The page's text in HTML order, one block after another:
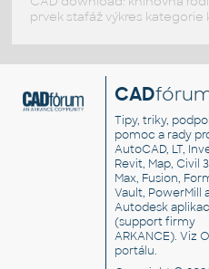
prvek stafáž výkres
CAD
Tipy, triky,
pomoc a rady
AutoCAD, LT,
Revit, Map, Civil
Max, Fusion,
Vault, PowerMill
Autodesk
(support firmy
ARKANCE). VizO
portálu.